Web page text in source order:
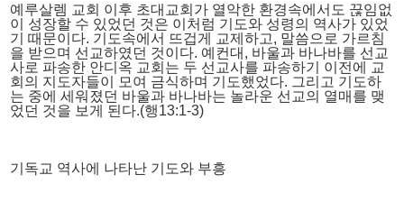
예루살렘 교회 이후 초대교회가 열악한 환경속에서도 끊임없
이 성장할 수 있었던 것은 이처럼 기도와 성령의 역사가 있었
기 때문이다. 기도속에서 뜨겁게 교제하고, 말씀으로 가르침
을 받으며 선교하였던 것이다. 예컨대, 바울과 바나바를 선교
사로 파송한 안디옥 교회는 두 선교사를 파송하기 이전에 교
회의 지도자들이 모여 금식하며 기도했었다. 그리고 기도하
는 중에 세워졌던 바울과 바나바는 놀라운 선교의 열매를 맺
었던 것을 보게 된다.(행13:1-3)
기독교 역사에 나타난 기도와 부흥